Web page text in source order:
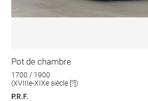
Pot de chambre
1700 / 1900
(XVIIIe-XIXe siècle [?])
P.R.F.